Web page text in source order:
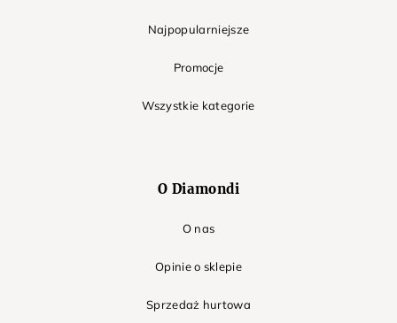
Najpopularniejsze
Promocje
Wszystkie kategorie
O Diamondi
O nas
Opinie o sklepie
Sprzedaż hurtowa